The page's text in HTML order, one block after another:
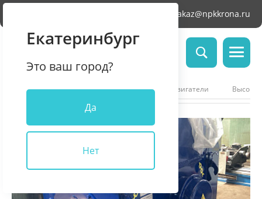
Екатеринбург
Это ваш город?
Да
Нет
zakaz@npkkrona.ru
Все проекты Низковольтные электродвигатели